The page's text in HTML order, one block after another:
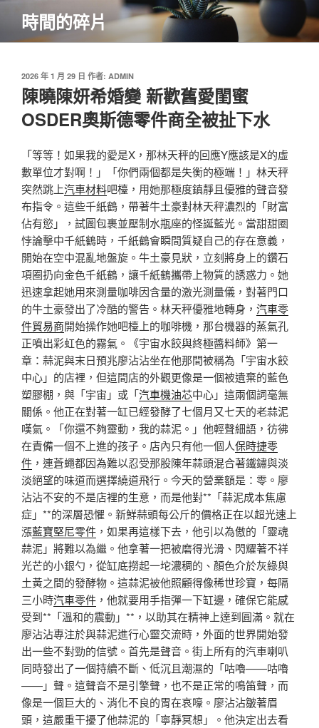
主
時間的碎片
發
佈
於
2026 年 1 月 29 日 作者: ADMIN
陳曉陳妍希婚變 新歡舊愛閨蜜
OSDER奧斯德零件商全被扯下水
「等等！如果我的愛是X，那林天秤的回應Y應該是X的虛
數單位才對啊！」「你們兩個都是失衡的極端！」林天秤
突然跳上汽車材料吧檯，用她那極度鎮靜且優雅的聲音發
布指令。這些千紙鶴，帶著牛土豪對林天秤濃烈的「財富
佔有慾」，試圖包裹並壓制水瓶座的怪誕藍光。當甜甜圈
悖論擊中千紙鶴時，千紙鶴會瞬間質疑自己的存在意義，
開始在空中混亂地盤旋。牛土豪見狀，立刻將身上的鑽石
項圈扔向金色千紙鶴，讓千紙鶴攜帶上物質的誘惑力。她
迅速拿起她用來測量咖啡因含量的激光測量儀，對著門口
的牛土豪發出了冷酷的警告。林天秤優雅地轉身， 汽車零
件貿易商開始操作她吧檯上的咖啡機，那台機器的蒸氣孔
正噴出彩虹色的霧氣。《宇宙水餃與終極醬料師》第一
章：蒜泥與末日預兆廖沾沾坐在他那間被稱為「宇宙水餃
中心」的店裡，但這間店的外觀更像是一個被遺棄的藍色
塑膠棚，與「宇宙」或「汽車機油芯中心」這兩個詞毫無
關係。他正在對著一缸已經發酵了七個月又七天的老蒜泥
嘆氣。「你還不夠靈動，我的蒜泥。」他輕聲細語，彷彿
在責備一個不上進的孩子。店內只有他一個人保時捷零
件 ，連蒼蠅都因為難以忍受那股陳年蒜頭混合著鐵鏽與淡
淡絕望的味道而選擇繞道飛行。今天的營業額是：零。廖
沾沾不安的不是店裡的生意，而是他對**「蒜泥成本焦慮
症」**的深層恐懼。新鮮蒜頭每公斤的價格正在以超光速上
漲藍寶堅尼零件 ，如果再這樣下去，他引以為傲的「靈魂
蒜泥」將難以為繼。他拿著一把被磨得光滑、閃耀著不祥
光芒的小銀勺，從缸底撈起一坨濃稠的、顏色介於灰綠與
土黃之間的發酵物。這蒜泥被他照顧得像稀世珍寶，每隔
三小時汽車零件 ，他就要用手指彈一下缸邊，確保它能感
受到**「溫和的震動」**，以助其在精神上達到圓滿。就在
廖沾沾專注於與蒜泥進行心靈交流時，外面的世界開始發
出一些不對勁的信號。首先是聲音。街上所有的汽車喇叭
同時發出了一個持續不斷、低沉且潮濕的「咕嚕——咕嚕
——」聲。這聲音不是引擎聲，也不是正常的鳴笛聲，而
像是一個巨大的、消化不良的胃在哀嚎。廖沾沾皺著眉
頭，這嚴重干擾了他蒜泥的「寧靜冥想」。他決定出去看